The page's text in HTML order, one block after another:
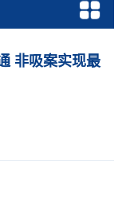
非吸案实现最